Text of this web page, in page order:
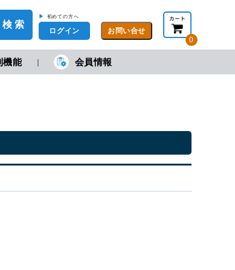
検 索
▶ 初めての方へ
ログイン
0
計： 円 (税抜) 円(税込)
機能 会員情報